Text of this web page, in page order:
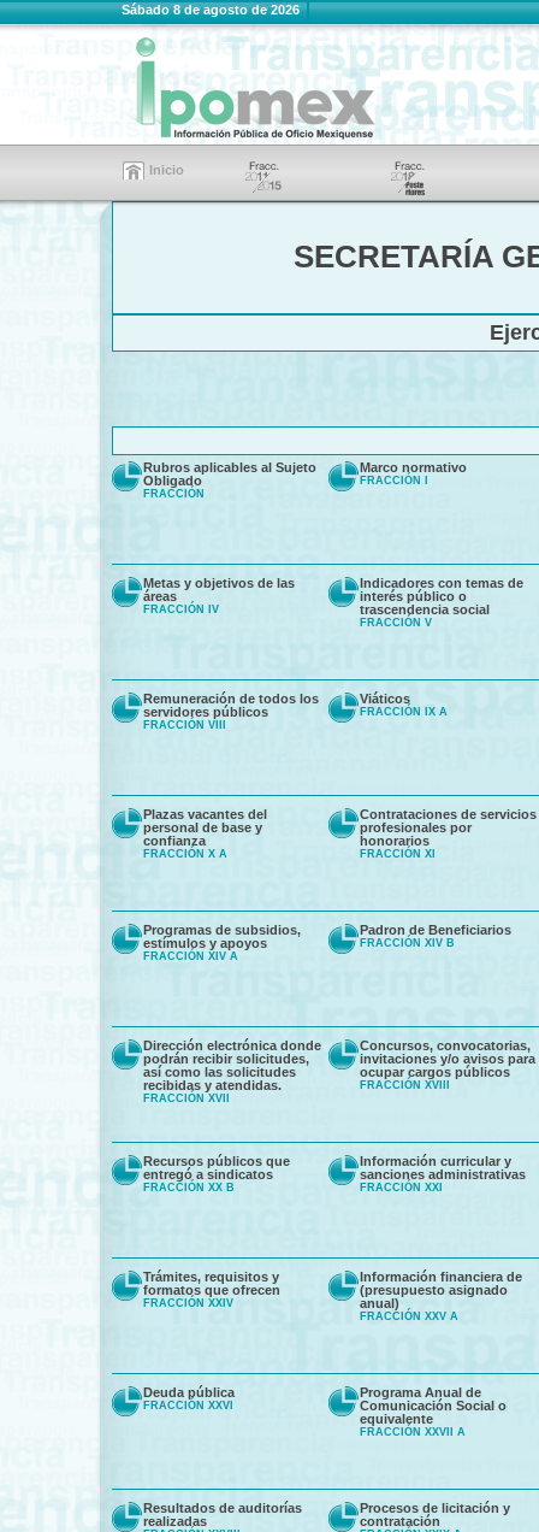
Sábado 8 de agosto de 2026
Inicio
SECRETARÍA
Rubros aplicables al Sujeto
Obligado
FRACCIÓN
Marco normativo
FRACCIÓN I
Metas y objetivos de las
áreas
FRACCIÓN IV
Indicadores con temas de
interés público o
trascendencia social
FRACCIÓN V
Remuneración de todos los
servidores públicos
FRACCIÓN VIII
Viáticos
FRACCIÓN IX A
Plazas vacantes del
personal de base y
confianza
FRACCIÓN X A
Contrataciones de servicios
profesionales por
honorarios
FRACCIÓN XI
Programas de subsidios,
estímulos y apoyos
FRACCIÓN XIV A
Padron de Beneficiarios
FRACCIÓN XIV B
Dirección electrónica donde
podrán recibir solicitudes,
así como las solicitudes
recibidas y atendidas.
FRACCIÓN XVII
Concursos, convocatorias,
invitaciones y/o avisos para
ocupar cargos públicos
FRACCIÓN XVIII
Recursos públicos que
entregó a sindicatos
FRACCIÓN XX B
Información curricular y
sanciones administrativas
FRACCIÓN XXI
Trámites, requisitos y
formatos que ofrecen
FRACCIÓN XXIV
Información financiera de
(presupuesto asignado
anual)
FRACCIÓN XXV A
Deuda pública
FRACCIÓN XXVI
Programa Anual de
Comunicación Social o
equivalente
FRACCIÓN XXVII A
Resultados de auditorías
realizadas
Procesos de licitación y
contratación